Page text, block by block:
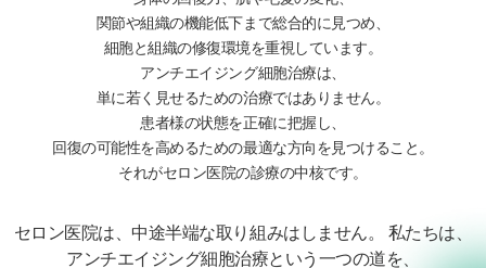
関節や組織の機能低下まで総合的に見つめ、
細胞と組織の修復環境を重視しています。
アンチエイジング細胞治療は、
単に若く見せるための治療ではありません。
患者様の状態を正確に把握し、
回復の可能性を高めるための最適な方向を見つけること。
それがセロン医院の診療の中核です。
セロン医院は、中途半端な取り組みはしません。 私たちは、
アンチエイジング細胞治療という一つの道を、